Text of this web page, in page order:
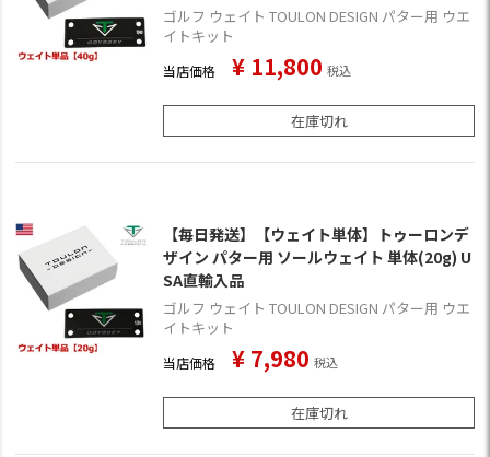
ゴルフ ウェイト TOULON DESIGN パター用 ウエ
イトキット
当店価格 ¥ 11,800 税込
在庫切れ
【毎日発送】【ウェイト単体】トゥーロンデ
ザイン パター用 ソールウェイト 単体(20g) U
SA直輸入品
ゴルフ ウェイト TOULON DESIGN パター用 ウエ
イトキット
当店価格 ¥ 7,980 税込
在庫切れ